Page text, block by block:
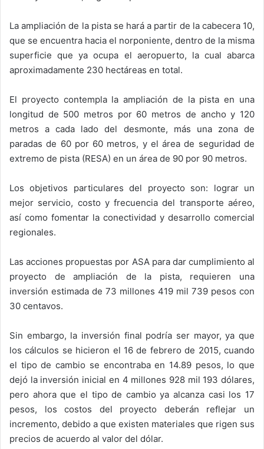
La ampliación de la pista se hará a partir de la cabecera 10,
que se encuentra hacia el norponiente, dentro de la misma
superficie que ya ocupa el aeropuerto, la cual abarca
aproximadamente 230 hectáreas en total.
El proyecto contempla la ampliación de la pista en una
longitud de 500 metros por 60 metros de ancho y 120
metros a cada lado del desmonte, más una zona de
paradas de 60 por 60 metros, y el área de seguridad de
extremo de pista (RESA) en un área de 90 por 90 metros.
Los objetivos particulares del proyecto son: lograr un
mejor servicio, costo y frecuencia del transporte aéreo,
así como fomentar la conectividad y desarrollo comercial
regionales.
Las acciones propuestas por ASA para dar cumplimiento al
proyecto de ampliación de la pista, requieren una
inversión estimada de 73 millones 419 mil 739 pesos con
30 centavos.
Sin embargo, la inversión final podría ser mayor, ya que
los cálculos se hicieron el 16 de febrero de 2015, cuando
el tipo de cambio se encontraba en 14.89 pesos, lo que
dejó la inversión inicial en 4 millones 928 mil 193 dólares,
pero ahora que el tipo de cambio ya alcanza casi los 17
pesos, los costos del proyecto deberán reflejar un
incremento, debido a que existen materiales que rigen sus
precios de acuerdo al valor del dólar.